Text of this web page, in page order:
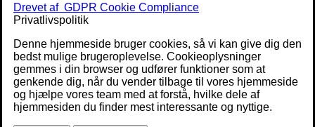
Drevet af GDPR Cookie Compliance
Privatlivspolitik
Denne hjemmeside bruger cookies, så vi kan give dig den
bedst mulige brugeroplevelse. Cookieoplysninger
gemmes i din browser og udfører funktioner som at
genkende dig, når du vender tilbage til vores hjemmeside
og hjælpe vores team med at forstå, hvilke dele af
hjemmesiden du finder mest interessante og nyttige.